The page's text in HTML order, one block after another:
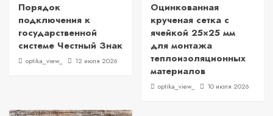
Порядок
подключения к
государственной
системе Честный Знак
optika_view_ 12 июля 2026
Оцинкованная
крученая сетка с
ячейкой 25×25 мм
для монтажа
теплоизоляционных
материалов
optika_view_ 10 июля 2026